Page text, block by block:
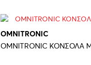
OMNITRONIC